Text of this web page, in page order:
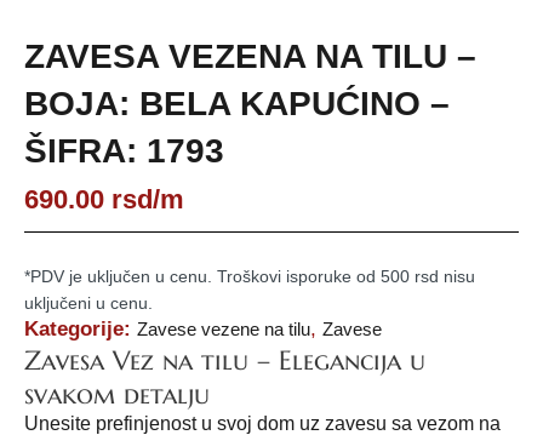
ZAVESA VEZENA NA TILU –
BOJA: BELA KAPUĆINO –
ŠIFRA: 1793
690.00 rsd/m
*PDV je uključen u cenu. Troškovi isporuke od 500 rsd nisu
uključeni u cenu.
Kategorije: Zavese vezene na tilu, Zavese
Zavesa Vez na tilu – Elegancija u
svakom detalju
Unesite prefinjenost u svoj dom uz zavesu sa vezom na